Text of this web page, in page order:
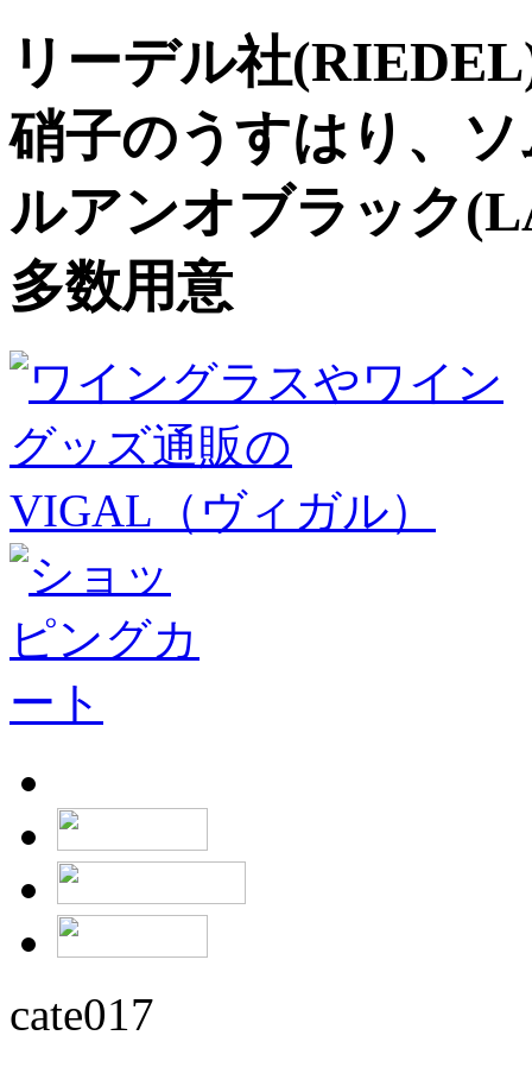
リーデル社
硝子のうすはり、
ルアンオブラック
多数用意
cate017